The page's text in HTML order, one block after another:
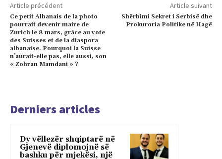
Article précédent
Ce petit Albanais de la photo
pourrait devenir maire de
Zurich le 8 mars, grâce au vote
des Suisses et de la diaspora
albanaise. Pourquoi la Suisse
n’aurait-elle pas, elle aussi, son
« Zohran Mamdani » ?
Article suivant
Shërbimi Sekret i Serbisë dhe
Prokuroria Politike në Hagë
Derniers articles
Dy vëllezër shqiptarë në
Gjenevë diplomojnë së
bashku për mjekësi, një